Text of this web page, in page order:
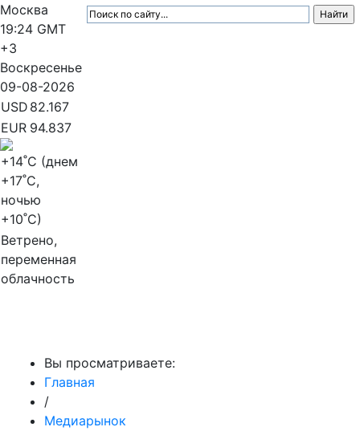
Москва
19:24 GMT
+3
Воскресенье
09-08-2026
USD 82.167
EUR 94.837
+14˚C (днем
+17˚C,
ночью
+10˚C)
Ветрено,
переменная
облачность
Вы просматриваете:
Главная
/
Медиарынок